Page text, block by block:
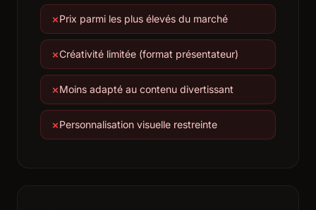
Prix parmi les plus élevés du marché
Créativité limitée (format présentateur)
Moins adapté au contenu divertissant
Personnalisation visuelle restreinte